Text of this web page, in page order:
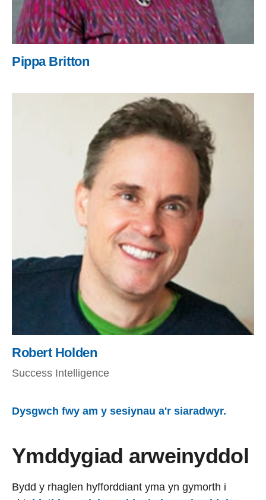
Pippa Britton
Robert Holden
Success Intelligence
Dysgwch fwy am y sesiynau a'r siaradwyr.
Ymddygiad arweinyddol
Bydd y rhaglen hyfforddiant yma yn gymorth i